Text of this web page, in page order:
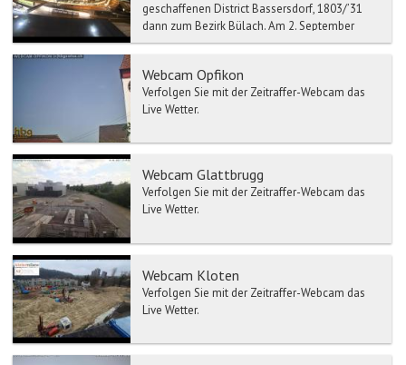
geschaffenen District Bassersdorf, 1803/’31
dann zum Bezirk Bülach. Am 2. September
1839 fand im Vorfeld des Züripu...
Webcam Opfikon
Verfolgen Sie mit der Zeitraffer-Webcam das
Live Wetter.
Webcam Glattbrugg
Verfolgen Sie mit der Zeitraffer-Webcam das
Live Wetter.
Webcam Kloten
Verfolgen Sie mit der Zeitraffer-Webcam das
Live Wetter.